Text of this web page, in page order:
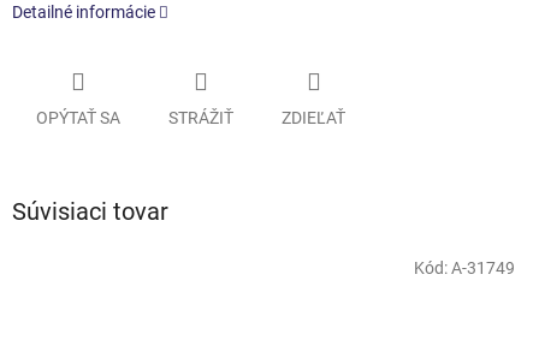
Detailné informácie
OPÝTAŤ SA STRÁŽIŤ ZDIEĽAŤ
Súvisiaci tovar
Kód:A-31749